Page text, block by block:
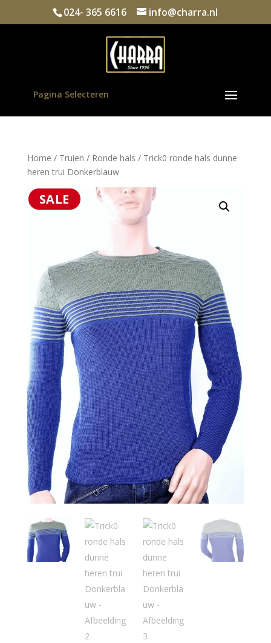
024- 365 6616 info@charra.nl
Pagina Selecteren
Home / Truien / Ronde hals / Trick0 ronde hals dunne
heren trui Donkerblauw
SALE